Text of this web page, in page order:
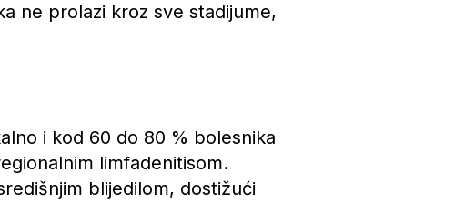
ne prolazi kroz sve stadijume,
i kod 60 do 80 % bolesnika
limfadenitisom.
blijedilom, dostižući